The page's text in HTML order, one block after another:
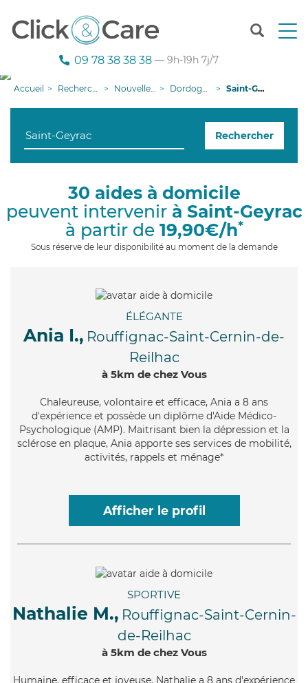
T
n
g
i
09 78 38 38 38 — 9h-19h 7j/7
Accueil Recherche aide à domicile Nouvelle-Aquitaine Dordogne Saint-Geyrac
Rechercher
30 aides à domicile
peuvent intervenir à Saint-Geyrac
à partir de 19,90€/h*
Sous réserve de leur disponibilité au moment de la demande
ÉLÉGANTE
Ania I., Rouffignac-Saint-Cernin-de-
Reilhac
à 5km de chez Vous
Chaleureuse, volontaire et efficace, Ania a 8 ans
d'expérience et possède un diplôme d'Aide Médico-
Psychologique (AMP). Maitrisant bien la dépression et la
sclérose en plaque, Ania apporte ses services de mobilité,
activités, rappels et ménage*
Afficher le profil
SPORTIVE
Nathalie M., Rouffignac-Saint-Cernin-
de-Reilhac
à 5km de chez Vous
Humaine, efficace et joyeuse, Nathalie a 8 ans d'expérience